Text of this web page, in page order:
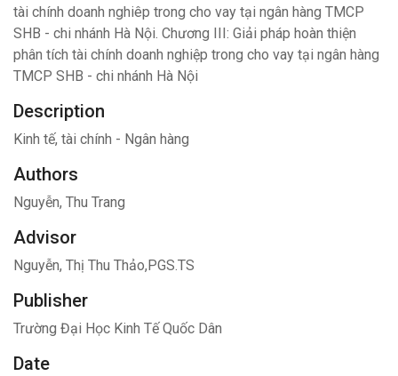
tài chính doanh nghiêp trong cho vay tại ngân hàng TMCP
SHB - chi nhánh Hà Nội. Chương III: Giải pháp hoàn thiện
phân tích tài chính doanh nghiệp trong cho vay tại ngân hàng
TMCP SHB - chi nhánh Hà Nội
Description
Kinh tế, tài chính - Ngân hàng
Authors
Nguyễn, Thu Trang
Advisor
Nguyễn, Thị Thu Thảo,PGS.TS
Publisher
Trường Đại Học Kinh Tế Quốc Dân
Date